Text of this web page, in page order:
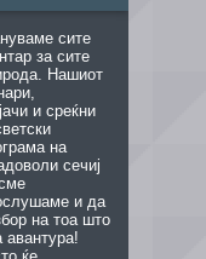
сите
за сите
Нашиот
и среќни
на
сечиј
и да
на тоа што